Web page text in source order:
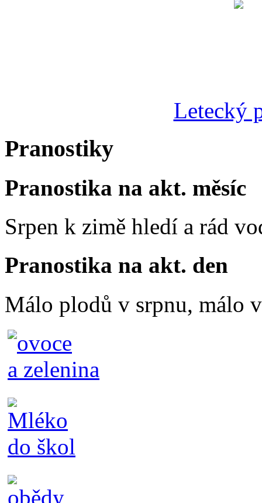
Letecký
Pranostiky
Pranostika na akt. měsíc
Srpen k zimě hledí a rád
Pranostika na akt. den
Málo plodů v srpnu, málo